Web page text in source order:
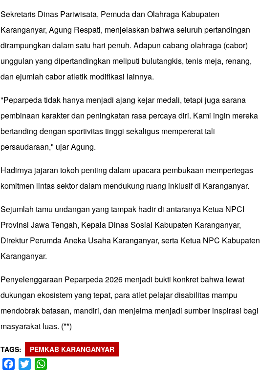
Sekretaris Dinas Pariwisata, Pemuda dan Olahraga Kabupaten
Karanganyar, Agung Respati, menjelaskan bahwa seluruh pertandingan
dirampungkan dalam satu hari penuh. Adapun cabang olahraga (cabor)
unggulan yang dipertandingkan meliputi bulutangkis, tenis meja, renang,
dan ejumlah cabor atletik modifikasi lainnya.
"Peparpeda tidak hanya menjadi ajang kejar medali, tetapi juga sarana
pembinaan karakter dan peningkatan rasa percaya diri. Kami ingin mereka
bertanding dengan sportivitas tinggi sekaligus mempererat tali
persaudaraan," ujar Agung.
Hadirnya jajaran tokoh penting dalam upacara pembukaan mempertegas
komitmen lintas sektor dalam mendukung ruang inklusif di Karanganyar.
Sejumlah tamu undangan yang tampak hadir di antaranya Ketua NPCI
Provinsi Jawa Tengah, Kepala Dinas Sosial Kabupaten Karanganyar,
Direktur Perumda Aneka Usaha Karanganyar, serta Ketua NPC Kabupaten
Karanganyar.
Penyelenggaraan Peparpeda 2026 menjadi bukti konkret bahwa lewat
dukungan ekosistem yang tepat, para atlet pelajar disabilitas mampu
mendobrak batasan, mandiri, dan menjelma menjadi sumber inspirasi bagi
masyarakat luas. (**)
TAGS PEMKAB KARANGANYAR
Facebook
Twitter